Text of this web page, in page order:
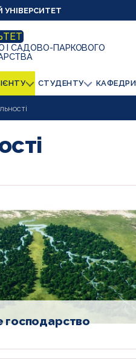
І САДОВО-ПАРКОВОГО
СТУДЕНТУ КАФЕДРИ
господарство